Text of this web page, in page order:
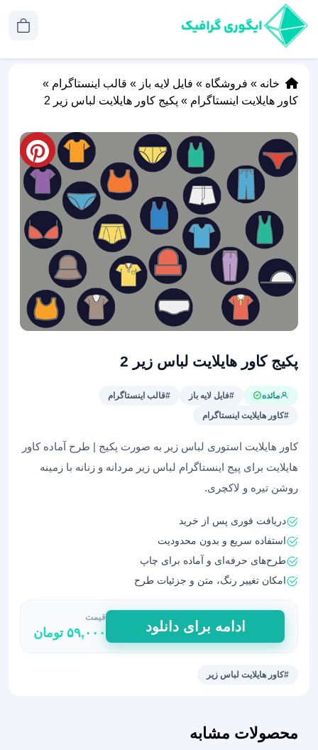
خانه » فروشگاه » فایل لایه باز » قالب اینستاگرام »
کاور هایلایت اینستاگرام » پکیج کاور هایلایت لباس زیر 2
پکیج کاور هایلایت لباس زیر 2
مائده #فایل لایه باز
#قالب اینستاگرام
#کاور هایلایت اینستاگرام
کاور هایلایت استوری لباس زیر به صورت پکیج | طرح آماده کاور
هایلایت برای پیج اینستاگرام لباس زیر مردانه و زنانه با زمینه
روشن تیره و لاکچری.
دریافت فوری پس از خرید
استفاده سریع و بدون محدودیت
طرح‌های حرفه‌ای و آماده برای چاپ
امکان تغییر رنگ، متن و جزئیات طرح
پکیج
کاور
هایلایت
لباس
ادامه برای دانلود
قیمت
۵۹,۰۰۰ تومان
#کاور هایلایت لباس زیر
محصولات مشابه